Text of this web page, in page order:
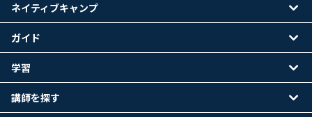
ネイティブキャンプ
ガイド
学習
講師を探す